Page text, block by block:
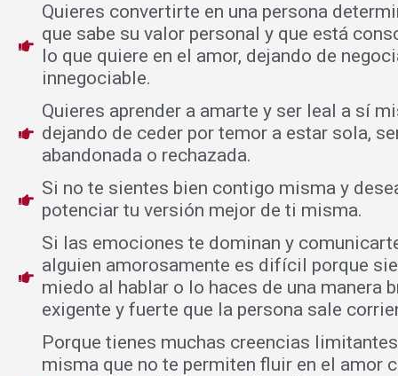
Quieres convertirte en una persona
que sabe su valor personal y que está
lo que quiere en el amor, dejando de
innegociable.
Quieres aprender a amarte y ser leal a sí
dejando de ceder por temor a estar sola,
abandonada o rechazada.
Si no te sientes bien contigo misma y
potenciar tu versión mejor de ti misma.
Si las emociones te dominan y
alguien amorosamente es difícil porque
miedo al hablar o lo haces de una manera
exigente y fuerte que la persona sale
Porque tienes muchas creencias
misma que no te permiten fluir en el amor